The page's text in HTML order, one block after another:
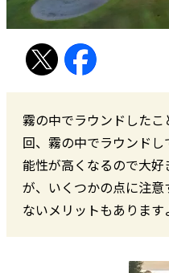
霧の中でラウンドした
回、霧の中でラウンド
能性が高くなるので大
が、いくつかの点に注
ないメリットもあります